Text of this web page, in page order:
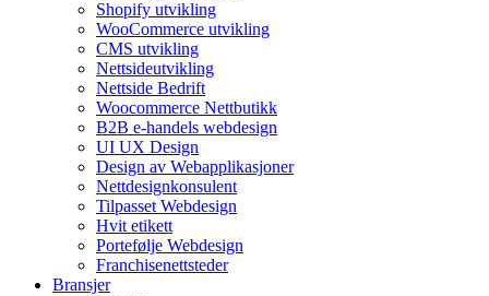
Shopify utvikling
WooCommerce utvikling
CMS utvikling
Nettsideutvikling
Nettside Bedrift
Woocommerce Nettbutikk
B2B e-handels webdesign
UI UX Design
Design av Webapplikasjoner
Nettdesignkonsulent
Tilpasset Webdesign
Hvit etikett
Portefølje Webdesign
Franchisenettsteder
Bransjer